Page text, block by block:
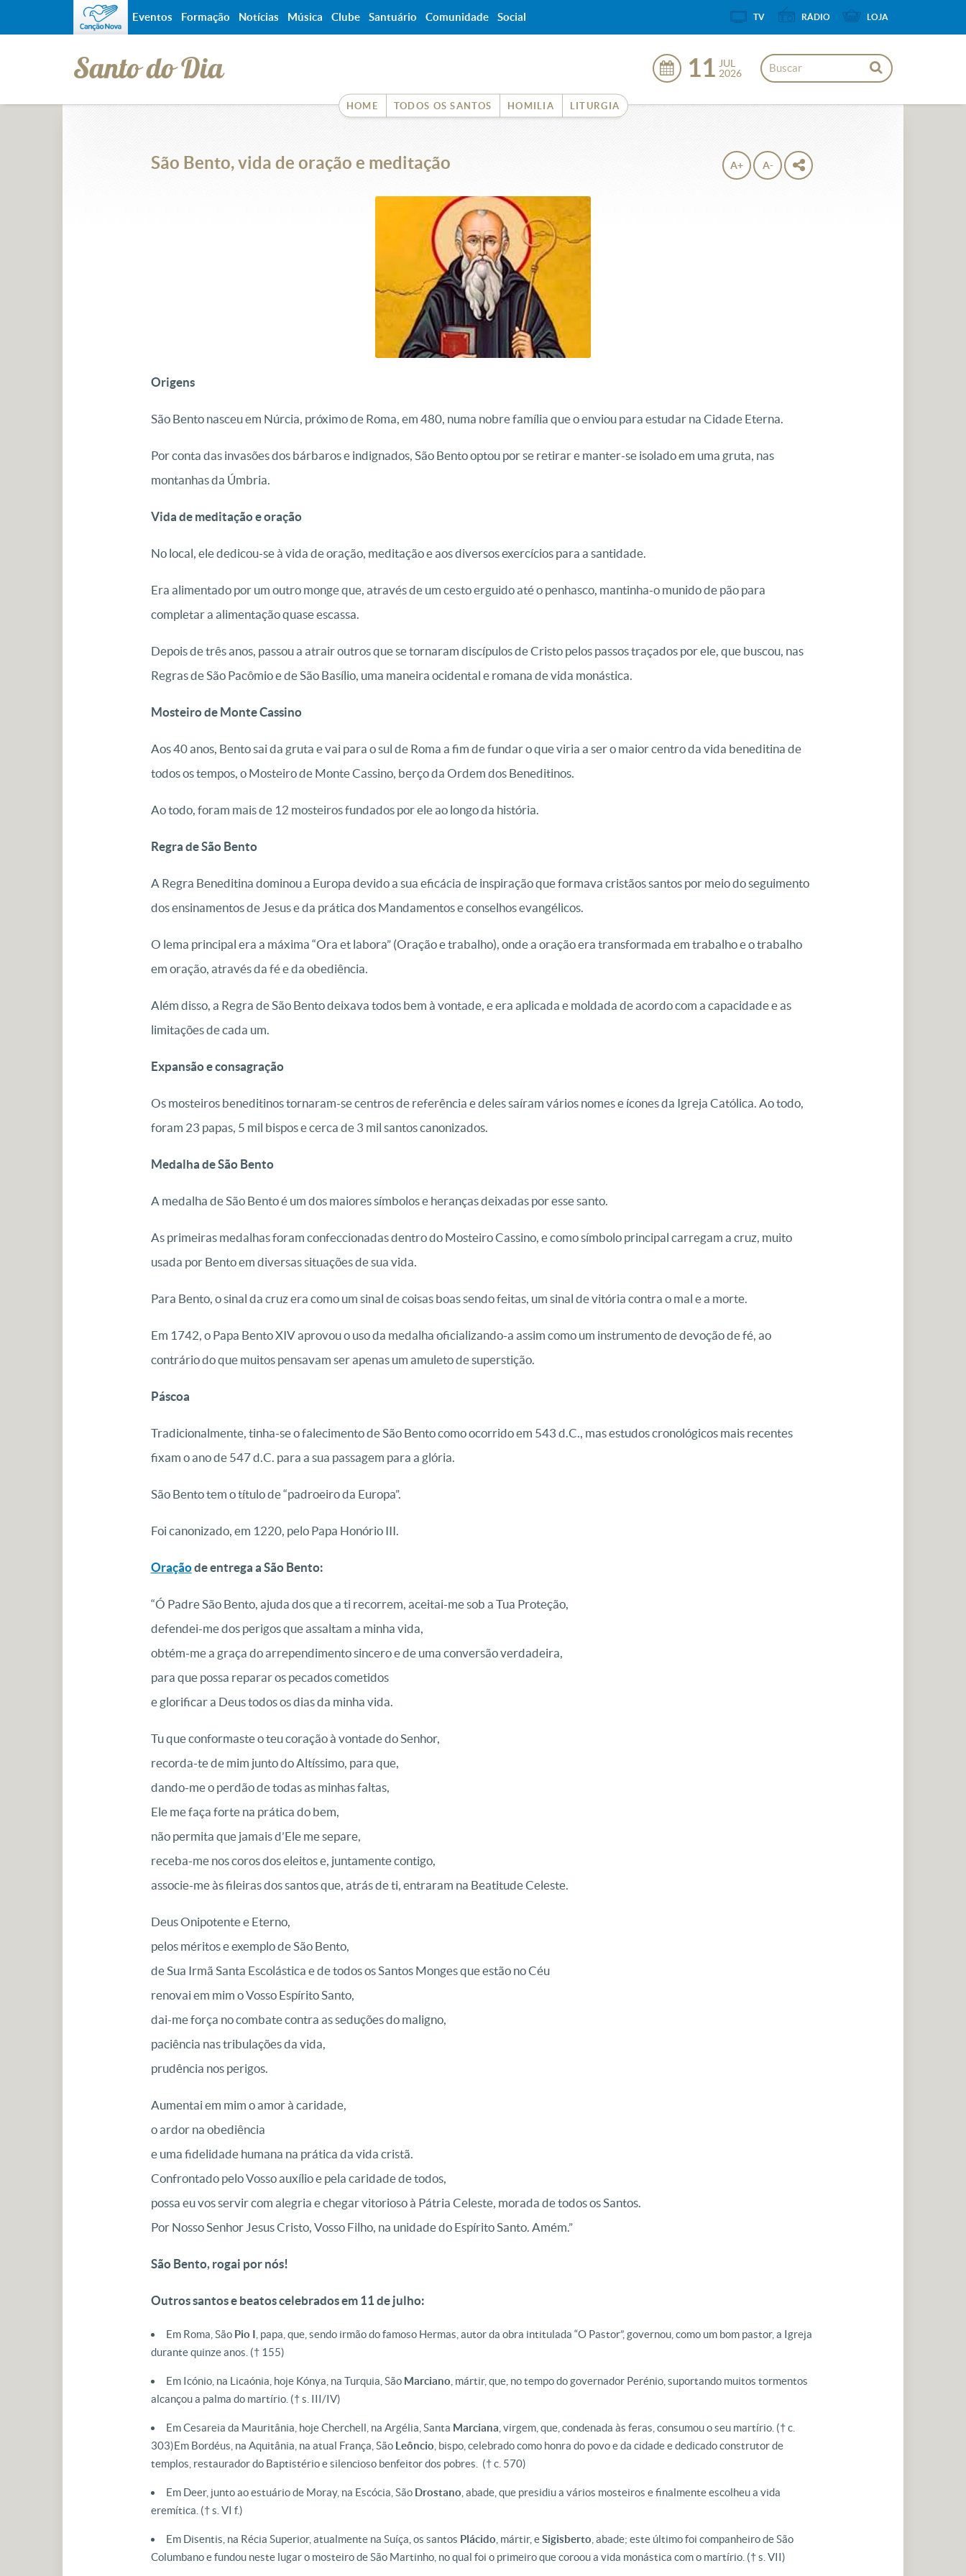
Santo do Dia
HOME TODOS OS SANTOS HOMILIA LITURGIA
11 JUL
2026
São Bento, vida de oração e meditação A+ A-
Origens
São Bento nasceu em Núrcia, próximo de Roma, em 480, numa nobre família que o enviou para estudar na Cidade Eterna.
Por conta das invasões dos bárbaros e indignados, São Bento optou por se retirar e manter-se isolado em uma gruta, nas
montanhas da Úmbria.
Vida de meditação e oração
No local, ele dedicou-se à vida de oração, meditação e aos diversos exercícios para a santidade.
Era alimentado por um outro monge que, através de um cesto erguido até o penhasco, mantinha-o munido de pão para
completar a alimentação quase escassa.
Depois de três anos, passou a atrair outros que se tornaram discípulos de Cristo pelos passos traçados por ele, que buscou, nas
Regras de São Pacômio e de São Basílio, uma maneira ocidental e romana de vida monástica.
Mosteiro de Monte Cassino
Aos 40 anos, Bento sai da gruta e vai para o sul de Roma a fim de fundar o que viria a ser o maior centro da vida beneditina de
todos os tempos, o Mosteiro de Monte Cassino, berço da Ordem dos Beneditinos.
Ao todo, foram mais de 12 mosteiros fundados por ele ao longo da história.
Regra de São Bento
A Regra Beneditina dominou a Europa devido a sua eficácia de inspiração que formava cristãos santos por meio do seguimento
dos ensinamentos de Jesus e da prática dos Mandamentos e conselhos evangélicos.
O lema principal era a máxima “Ora et labora” (Oração e trabalho), onde a oração era transformada em trabalho e o trabalho
em oração, através da fé e da obediência.
Além disso, a Regra de São Bento deixava todos bem à vontade, e era aplicada e moldada de acordo com a capacidade e as
limitações de cada um.
Expansão e consagração
Os mosteiros beneditinos tornaram-se centros de referência e deles saíram vários nomes e ícones da Igreja Católica. Ao todo,
foram 23 papas, 5 mil bispos e cerca de 3 mil santos canonizados.
Medalha de São Bento
A medalha de São Bento é um dos maiores símbolos e heranças deixadas por esse santo.
As primeiras medalhas foram confeccionadas dentro do Mosteiro Cassino, e como símbolo principal carregam a cruz, muito
usada por Bento em diversas situações de sua vida.
Para Bento, o sinal da cruz era como um sinal de coisas boas sendo feitas, um sinal de vitória contra o mal e a morte.
Em 1742, o Papa Bento XIV aprovou o uso da medalha oficializando-a assim como um instrumento de devoção de fé, ao
contrário do que muitos pensavam ser apenas um amuleto de superstição.
Páscoa
Tradicionalmente, tinha-se o falecimento de São Bento como ocorrido em 543 d.C., mas estudos cronológicos mais recentes
fixam o ano de 547 d.C. para a sua passagem para a glória.
São Bento tem o título de “padroeiro da Europa”.
Foi canonizado, em 1220, pelo Papa Honório III.
Oraçãode entrega a São Bento:
“Ó Padre São Bento, ajuda dos que a ti recorrem, aceitai-me sob a Tua Proteção,
defendei-me dos perigos que assaltam a minha vida,
obtém-me a graça do arrependimento sincero e de uma conversão verdadeira,
para que possa reparar os pecados cometidos
e glorificar a Deus todos os dias da minha vida.
Tu que conformaste o teu coração à vontade do Senhor,
recorda-te de mim junto do Altíssimo, para que,
dando-me o perdão de todas as minhas faltas,
Ele me faça forte na prática do bem,
não permita que jamais d’Ele me separe,
receba-me nos coros dos eleitos e, juntamente contigo,
associe-me às fileiras dos santos que, atrás de ti, entraram na Beatitude Celeste.
Deus Onipotente e Eterno,
pelos méritos e exemplo de São Bento,
de Sua Irmã Santa Escolástica e de todos os Santos Monges que estão no Céu
renovai em mim o Vosso Espírito Santo,
dai-me força no combate contra as seduções do maligno,
paciência nas tribulações da vida,
prudência nos perigos.
Aumentai em mim o amor à caridade,
o ardor na obediência
e uma fidelidade humana na prática da vida cristã.
Confrontado pelo Vosso auxílio e pela caridade de todos,
possa eu vos servir com alegria e chegar vitorioso à Pátria Celeste, morada de todos os Santos.
Por Nosso Senhor Jesus Cristo, Vosso Filho, na unidade do Espírito Santo. Amém.”
São Bento, rogai por nós!
Outros santos e beatos celebrados em 11 de julho:
Em Roma, São Pio I , papa, que, sendo irmão do famoso Hermas, autor da obra intitulada “O Pastor”, governou, como um bom pastor, a Igreja
durante quinze anos. († 155)
Em Icónio, na Licaónia, hoje Kónya, na Turquia, São Marciano , mártir, que, no tempo do governador Perénio, suportando muitos tormentos
alcançou a palma do martírio. († s. III/IV)
Em Cesareia da Mauritânia, hoje Cherchell, na Argélia, Santa Marciana , virgem, que, condenada às feras, consumou o seu martírio. († c.
303)Em Bordéus, na Aquitânia, na atual França, São Leôncio , bispo, celebrado como honra do povo e da cidade e dedicado construtor de
templos, restaurador do Baptistério e silencioso benfeitor dos pobres. († c. 570)
Em Deer, junto ao estuário de Moray, na Escócia, São Drostano , abade, que presidiu a vários mosteiros e finalmente escolheu a vida
eremítica. († s. VI f.)
Em Disentis, na Récia Superior, atualmente na Suíça, os santos Plácido , mártir, eSigisberto , abade; este último foi companheiro de São
Columbano e fundou neste lugar o mosteiro de São Martinho, no qual foi o primeiro que coroou a vida monástica com o martírio. († s. VII)
Eventos Formação Notícias Música Clube Santuário Comunidade Social TV RÁDIO LOJA